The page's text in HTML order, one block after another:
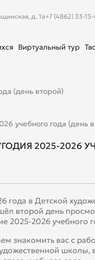
д. 1а+7 (4862) 33-
Виртуальный тур
(день второй)
учебного года (день
2025-2026
года в Детской
второй день
2025-2026 учебного
знакомить вас с
школы,